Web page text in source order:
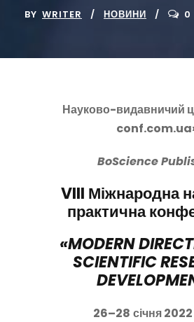
BY WRITER НОВИНИ 0
Науково-видавничий
BoScience
VIII Міжнародна
практична
«MODERN
SCIENTIFIC
26–28 січня